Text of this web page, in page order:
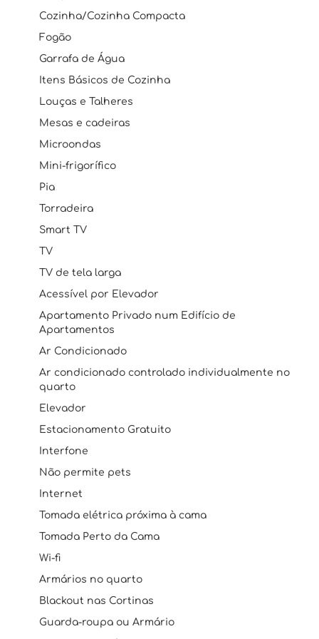
Cozinha/Cozinha Compacta
Fogão
Garrafa de Água
Itens Básicos de Cozinha
Louças e Talheres
Mesas e cadeiras
Microondas
Mini-frigorífico
Pia
Torradeira
Smart TV
TV
TV de tela larga
Acessível por Elevador
Apartamento Privado num Edifício de
Apartamentos
Ar Condicionado
Ar condicionado controlado individualmente no
quarto
Elevador
Estacionamento Gratuito
Interfone
Não permite pets
Internet
Tomada elétrica próxima à cama
Tomada Perto da Cama
Wi-fi
Armários no quarto
Blackout nas Cortinas
Guarda-roupa ou Armário